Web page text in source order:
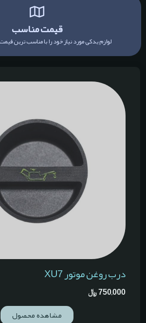
قیمت مناسب
لوازم یدکی مورد نیاز خود را با مناسب ترین
درب روغن موتور XU7
750,000﷼
مشاهده محصول